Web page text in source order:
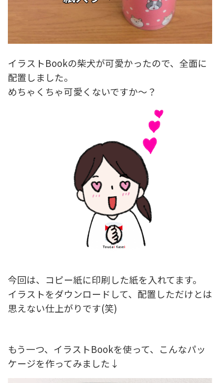
イラストBookの柴犬が可愛かったので、全面に
配置しました。
めちゃくちゃ可愛くないですか～？
今回は、コピー紙に印刷した紙を入れてます。
イラストをダウンロードして、配置しただけとは
思えない仕上がりです(笑)
もう一つ、イラストBookを使って、こんなパッ
ケージを作ってみました↓